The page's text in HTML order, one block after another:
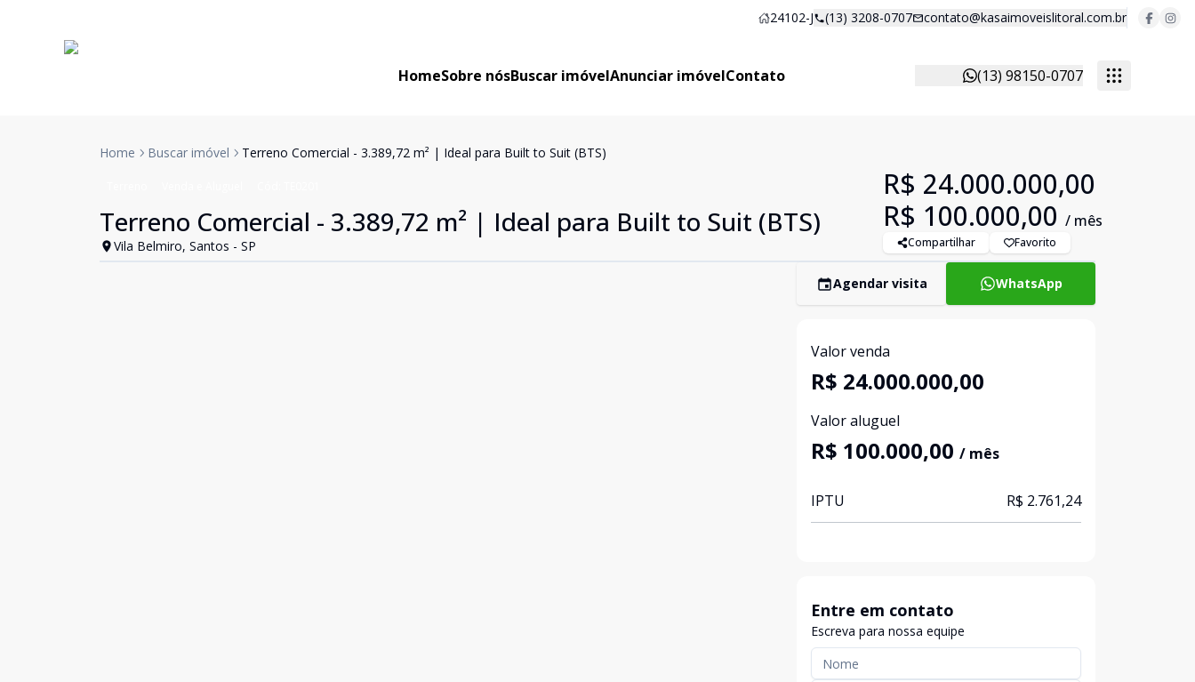
24102-J (13) 3208-0707 contato@kasaimoveislitoral.com.br
HomeSobre nósBuscar imóvelAnunciar imóvelContato (13) 98150-0707
Home Buscar imóvel Terreno Comercial - 3.389,72 m² | Ideal para Built to Suit (BTS)
Terreno Comercial - 3.389,72 m² | Ideal para Built to Suit (BTS)
Vila Belmiro, Santos - SP
R$ 24.000.000,00
R$ 100.000,00 / mês
Compartilhar Favorito
Agendar visita WhatsApp
Valor venda
R$ 24.000.000,00
Valor aluguel
R$ 100.000,00 / mês
IPTU R$ 2.761,24
Entre em contato
Escreva para nossa equipe